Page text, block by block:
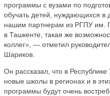
программы с вузами по
обучать детей, нуждающихся в
нашим партнерам из РГПУ им.
в Ташкенте, такая же
коллег», — отметил
Шариков.
Он рассказал, что в Республике
новые школы в регионах и в
программы будут очень